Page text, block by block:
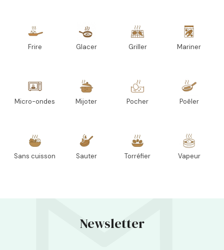
Frire Glacer Griller Mariner
Micro-ondes Mijoter Pocher Poêler
Sans cuisson Sauter Torréfier Vapeur
Newsletter